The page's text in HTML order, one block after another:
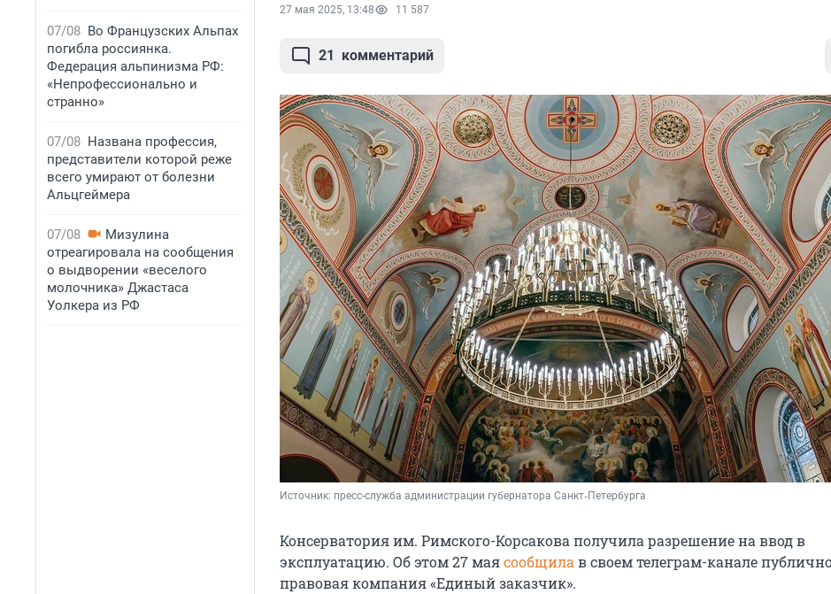
07/08 Во Французских Альпах
погибла россиянка.
Федерация альпинизма РФ:
«Непрофессионально и
странно»
07/08 Названа профессия,
представители которой реже
всего умирают от болезни
Альцгеймера
07/08
Мизулина
отреагировала на сообщения
о выдворении «веселого
молочника» Джастаса
Уолкера из РФ
27 мая 2025, 13:48 11 587
21 комментарий
Источник: пресс-служба администрации губернатора Санкт‑Петербурга
Консерватория им. Римского-Корсакова получила разрешение на ввод в
эксплуатацию. Об этом 27 маясообщила в своем телеграм-канале
правовая компания «Единый заказчик».